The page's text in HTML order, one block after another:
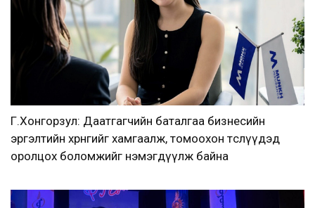
Г.Хонгорзул: Даатгагчийн баталгаа бизнесийн
эргэлтийн хөрөнгийг хамгаалж, томоохон төслүүдэд
оролцох боломжийг нэмэгдүүлж байна